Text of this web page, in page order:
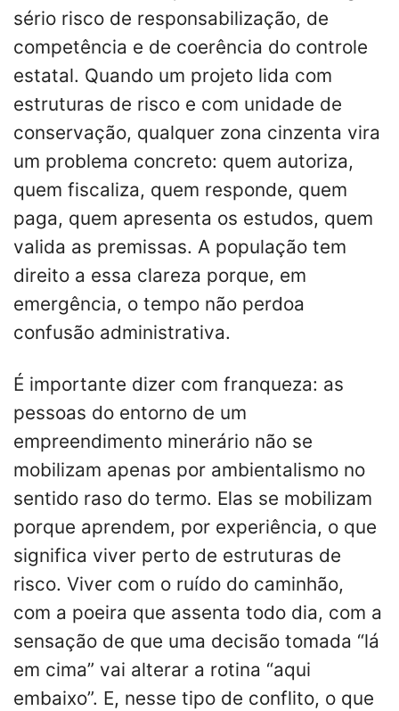
sério risco de responsabilização, de
competência e de coerência do controle
estatal. Quando um projeto lida com
estruturas de risco e com unidade de
conservação, qualquer zona cinzenta vira
um problema concreto: quem autoriza,
quem fiscaliza, quem responde, quem
paga, quem apresenta os estudos, quem
valida as premissas. A população tem
direito a essa clareza porque, em
emergência, o tempo não perdoa
confusão administrativa.
É importante dizer com franqueza: as
pessoas do entorno de um
empreendimento minerário não se
mobilizam apenas por ambientalismo no
sentido raso do termo. Elas se mobilizam
porque aprendem, por experiência, o que
significa viver perto de estruturas de
risco. Viver com o ruído do caminhão,
com a poeira que assenta todo dia, com a
sensação de que uma decisão tomada “lá
em cima” vai alterar a rotina “aqui
embaixo”. E, nesse tipo de conflito, o que